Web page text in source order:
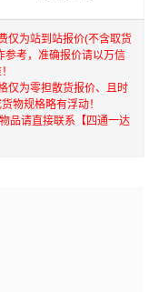
路汽车快运，铁路特
送，产品物流，项目
取货，送货到门，货
服务，同时在行业内
的物流往返运输业
仅为站到站报价(不含取货
参考，准确报价请以万信
仅为零担散货报价、且时
物规格略有浮动！
品请直接联系【四通一达